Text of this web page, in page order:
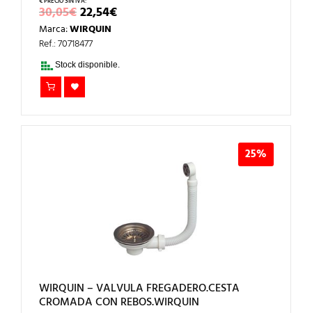
30,05€EL
PRECIO
ORIGINAL
ERA:
30,05€.
22,54€EL
PRECIO
Marca:WIRQUIN
Ref.: 70718477
Stock disponible.
25%
WIRQUIN – VALVULA FREGADERO.CESTA
CROMADA CON REBOS.WIRQUIN